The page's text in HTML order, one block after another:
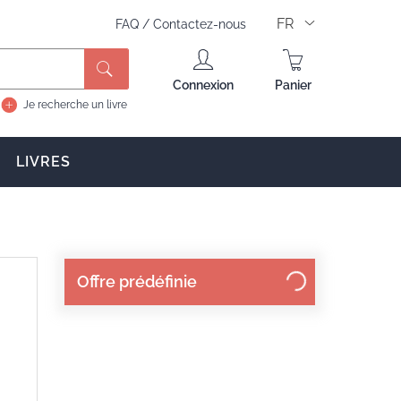
FAQ / Contactez-nous FR
Je recherche un livre
Connexion Panier
LIVRES
Offre prédéfinie